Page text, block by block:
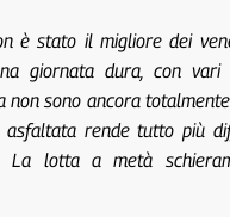
è stato il migliore dei
giornata dura, con vari
non sono ancora
asfaltata rende tutto più
La lotta a metà